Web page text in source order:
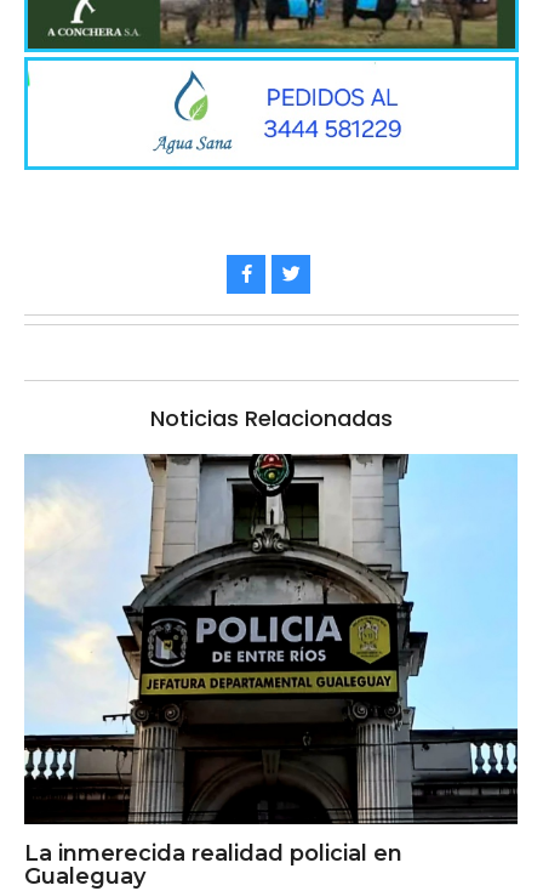
Noticias Relacionadas
La inmerecida realidad policial en
Gualeguay